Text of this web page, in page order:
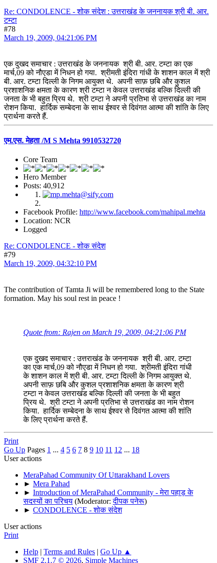
Re: CONDOLENCE - शोक संदेश : उत्तराखंड के जननायक श्री बी. आर.
टम्टा
#78
March 19, 2009, 04:21:06 PM
एक दुखद समाचार : उत्तराखंड के जननायक श्री बी. आर. टम्टा का एक
मार्च,09 को नौएडा में निधन हो गया. श्रीमती इंदिरा गांधी के शाशन काल में श्री
बी. आर. टम्टा दिल्ली के निगम आयुक्त थे. अपनी साफ़ छबि और कुशल
प्रशाशनिक क्षमता के कारण श्री टम्टा न केवल उत्तराखंड बल्कि दिल्ली की
जनता के भी बहुत प्रिय थे. श्री टम्टा ने अपनी प्रतिभा से उत्तराखंड का नाम
रोशन किया. हार्दिक सम्बेदना के साथ ईश्वर से दिवंगत आत्मा की शांति के लिए
प्रार्थना करते हैं.
एम.एस. मेहता /M S Mehta 9910532720
Core Team
Hero Member
Posts: 40,912
Facebook Profile: http://www.facebook.com/mahipal.mehta
Location: NCR
Logged
Re: CONDOLENCE - शोक संदेश
#79
March 19, 2009, 04:32:10 PM
The contribution of Tamta Ji will be remembered long to the State
formation. May his soul rest in peace !
Quote from: Rajen on March 19, 2009, 04:21:06 PM
एक दुखद समाचार : उत्तराखंड के जननायक श्री बी. आर. टम्टा
का एक मार्च,09 को नौएडा में निधन हो गया. श्रीमती इंदिरा गांधी
के शाशन काल में श्री बी. आर. टम्टा दिल्ली के निगम आयुक्त थे.
अपनी साफ़ छबि और कुशल प्रशाशनिक क्षमता के कारण श्री
टम्टा न केवल उत्तराखंड बल्कि दिल्ली की जनता के भी बहुत
प्रिय थे. श्री टम्टा ने अपनी प्रतिभा से उत्तराखंड का नाम रोशन
किया. हार्दिक सम्बेदना के साथ ईश्वर से दिवंगत आत्मा की शांति
के लिए प्रार्थना करते हैं.
Print
Go Up Pages 1 ... 4 5 6 7 8 9 10 11 12 ... 18
User actions
MeraPahad Community Of Uttarakhand Lovers
► Mera Pahad
► Introduction of MeraPahad Community - मेरा पहाड़ के
सदस्यों का परिचय (Moderator:दीपक पनेरू)
► CONDOLENCE - शोक संदेश
User actions
Print
Help | Terms and Rules | Go Up ▲
SMF 2.1.7 © 2026, Simple Machines